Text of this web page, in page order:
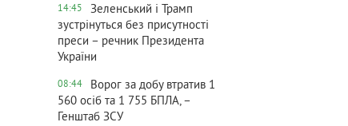
14:45
Зеленський і Трамп
зустрінуться без присутності
преси – речник Президента
України
08:44
Ворог за добу втратив 1
560 осіб та 1 755 БПЛА, –
Генштаб ЗСУ